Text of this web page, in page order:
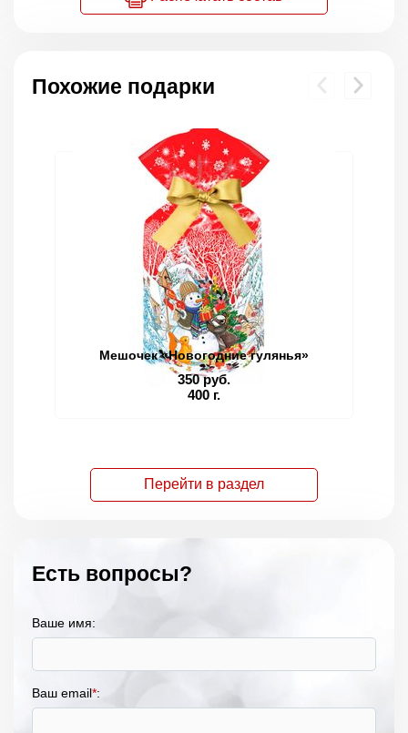
Похожие подарки
Мешочек «Новогодние гулянья»
350 руб.
400 г.
Перейти в раздел
Есть вопросы?
Ваше имя:
Ваш email*: